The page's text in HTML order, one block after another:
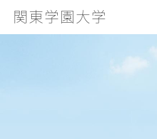
大学の特徴
関東学園大学